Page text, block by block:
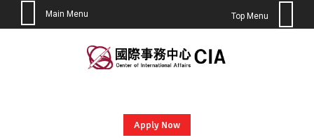
Main Menu Top Menu
Apply Now